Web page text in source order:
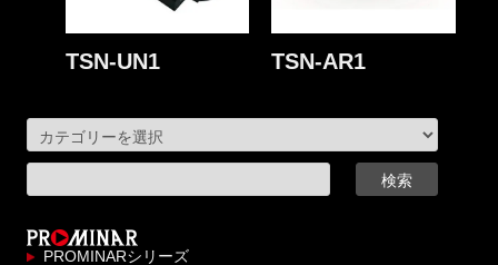
TSN-UN1 TSN-AR1
PROMINARシリーズ